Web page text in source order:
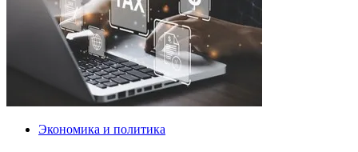
Экономика и политика